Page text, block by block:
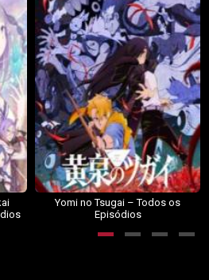
Yomi no Tsugai – Todos os
Episódios